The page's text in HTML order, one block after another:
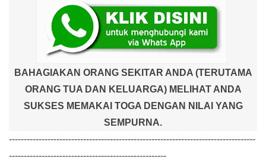
BAHAGIAKAN ORANG SEKITAR ANDA (TERUTAMA
ORANG TUA DAN KELUARGA) MELIHAT ANDA
SUKSES MEMAKAI TOGA DENGAN NILAI YANG
SEMPURNA.
-----------------------------------------------------------------------------------
-----------------------------------------------------